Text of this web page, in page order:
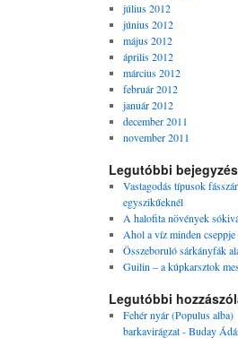
július 2012
június 2012
május 2012
április 2012
március 2012
február 2012
január 2012
december 2011
november 2011
Legutóbbi
Vastagodás típusok
egyszikűeknél
A halofita növények
Ahol a víz minden cseppje
Összeboruló sárkányfák
Guilin – a kúpkarsztok
Legutóbbi
Fehér nyár (Populus alba)
barkavirágzat - Buday